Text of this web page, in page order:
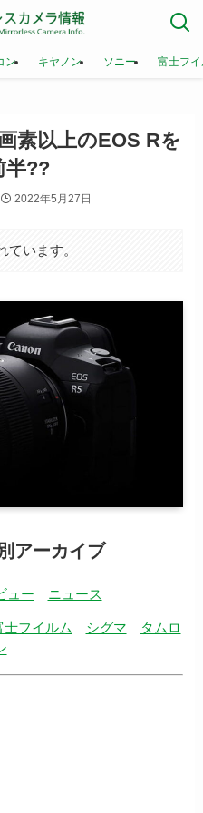
ン キヤノン ソニー 富士フ
素以上のEOS Rを
半??
2022年5月27日
ています。
アーカイブ
ュー ニュース
士フイルム シグマ
タムロ